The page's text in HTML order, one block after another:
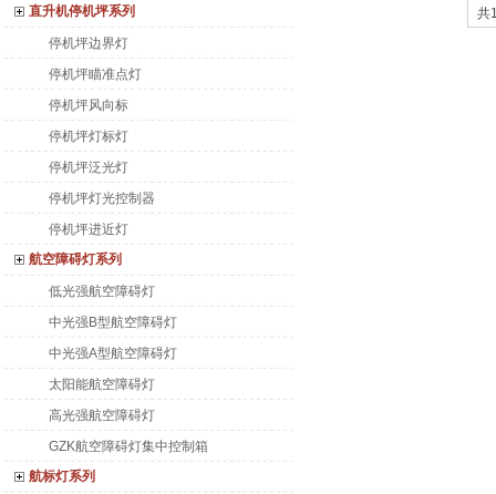
直升机停机坪系列
停机坪边界灯
停机坪瞄准点灯
停机坪风向标
停机坪灯标灯
停机坪泛光灯
停机坪灯光控制器
停机坪进近灯
航空障碍灯系列
低光强航空障碍灯
中光强B型航空障碍灯
中光强A型航空障碍灯
太阳能航空障碍灯
高光强航空障碍灯
GZK航空障碍灯集中控制箱
航标灯系列
共